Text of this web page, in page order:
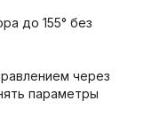
до 155° без
через
параметры